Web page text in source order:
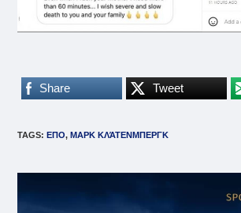
Share Tweet
TAGS:ΕΠΟ, ΜΑΡΚ ΚΛΆΤΕΝΜΠΕΡΓΚ